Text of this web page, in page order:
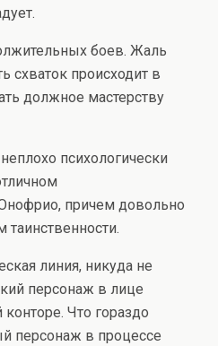
боев. Жаль
схваток происходит в
должное мастерству
психологически
причем довольно
линия, никуда не
персонаж в лице
конторе. Что гораздо
персонаж в процессе